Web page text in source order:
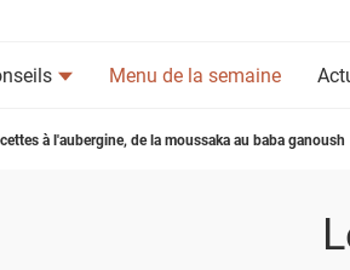
Menu de la semaine
à l'aubergine, de la moussaka au baba ganoush